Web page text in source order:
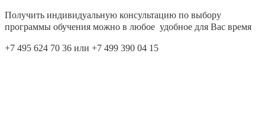
Получить индивидуальную консультацию по выбору
программы обучения можно в любое удобное для Вас время
+7 495 624 70 36 или +7 499 390 04 15